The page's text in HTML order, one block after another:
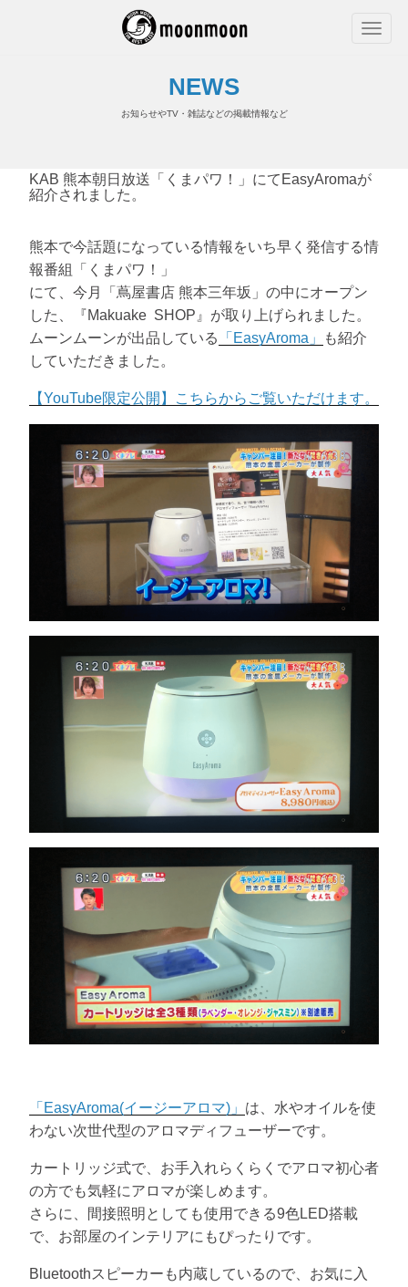
NEWS
お知らせやTV・雑誌などの掲載情報など
KAB 熊本朝日放送「くまパワ！」にてEasyAromaが
紹介されました。
熊本で今話題になっている情報をいち早く発信する情
報番組「くまパワ！」
にて、今月「蔦屋書店 熊本三年坂」の中にオープン
した、『Makuake SHOP』が取り上げられました。
ムーンムーンが出品している
「EasyAroma」
も紹介
していただきました。
【YouTube限定公開】こちらからご覧いただけます。
「EasyAroma(イージーアロマ)」 は、水やオイルを使
わない次世代型のアロマディフューザーです。
カートリッジ式で、お手入れらくらくでアロマ初心者
の方でも気軽にアロマが楽しめます。
さらに、間接照明としても使用できる9色LED搭載
で、お部屋のインテリアにもぴったりです。
Bluetoothスピーカーも内蔵しているので、お気に入